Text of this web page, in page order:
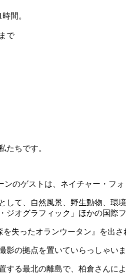
間。
で
たちです。
のゲストは、ネイチャー・フ
て、自然風景、野生動物、環
ジオグラフィック」ほかの国際
失ったオランウータン』を出
の拠点を置いていらっしゃいま
る最北の離島で、柏倉さんに